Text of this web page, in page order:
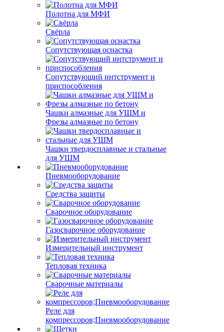
Полотна для МФИ
Свёрла
Сопутствующая оснастка
Сопутствующий интструмент и
приспособления
Чашки алмазные для УШМ и
Фрезы алмазные по бетону
Чашки твердосплавные и стальные
для УШМ
Пневмооборудование
Средства защиты
Сварочное оборудование
Газосварочное оборудование
Измерительный инструмент
Тепловая техника
Сварочные материалы
Реле для
компрессоров;Пневмооборудование